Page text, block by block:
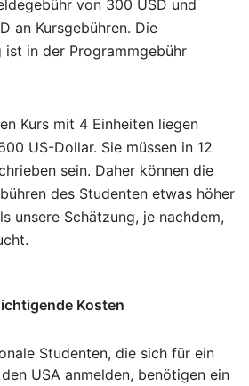
von 300 USD und
an Kursgebühren. Die
ist in der Programmgebühr
Kurs mit 4 Einheiten liegen
US-Dollar. Sie müssen in 12
sein. Daher können die
des Studenten etwas höher
unsere Schätzung, je nachdem,
Kosten
Studenten, die sich für ein
USA anmelden, benötigen ein